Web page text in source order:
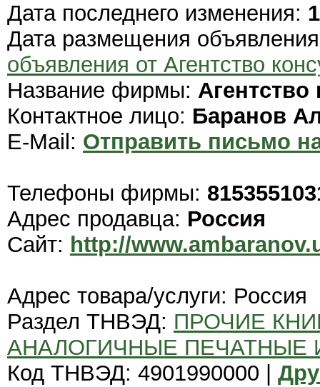
Дата последнего изменения:
Дата размещения
объявления от Агентство
Название фирмы: Агентство
Контактное лицо: Баранов
E-Mail: Отправить письмо
Телефоны фирмы:
Адрес продавца: Россия
Сайт: http://
Адрес товара/услуги: Россия
Раздел ТНВЭД: ПРОЧИЕ
АНАЛОГИЧНЫЕ
Код ТНВЭД: 4901990000 |